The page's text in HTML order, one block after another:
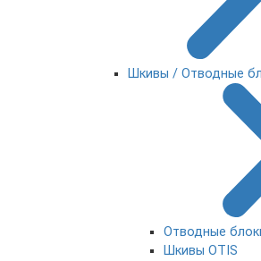
Шкивы / Отводные
Отводные
Шкивы OTIS